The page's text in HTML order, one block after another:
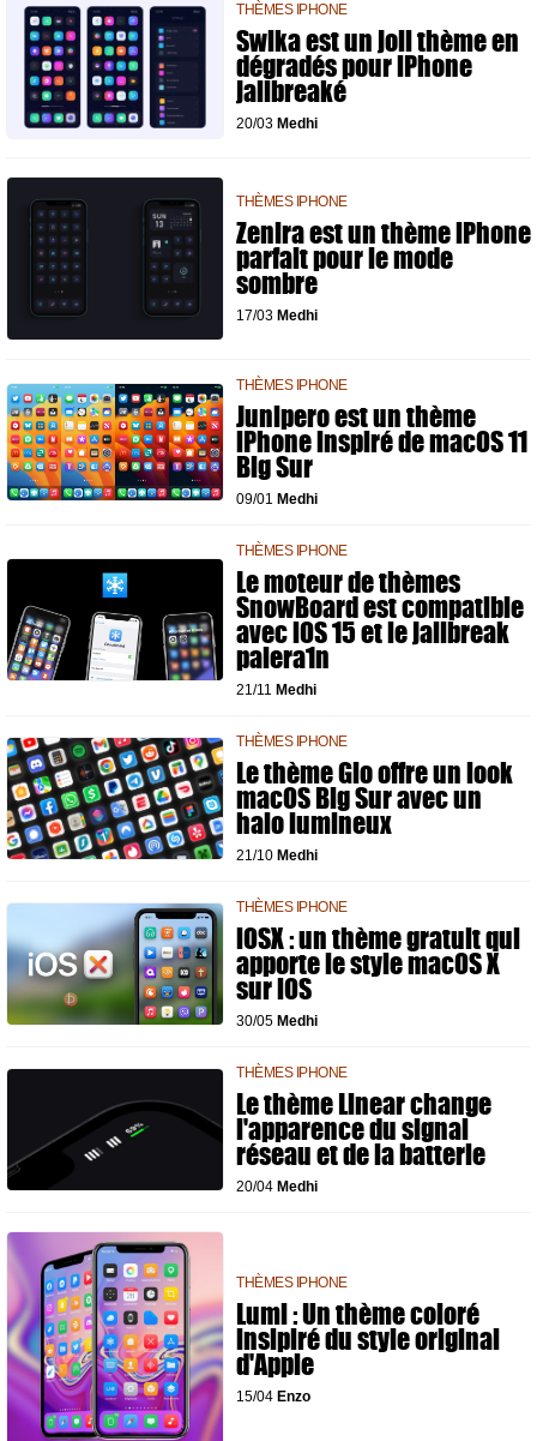
THÈMES IPHONE
Swika est un joli thème en
dégradés pour iPhone
jailbreaké
20/03 Medhi
THÈMES IPHONE
Zenira est un thème iPhone
parfait pour le mode
sombre
17/03 Medhi
THÈMES IPHONE
Junipero est un thème
iPhone inspiré de macOS 11
Big Sur
09/01 Medhi
THÈMES IPHONE
Le moteur de thèmes
SnowBoard est compatible
avec iOS 15 et le jailbreak
palera1n
21/11 Medhi
THÈMES IPHONE
Le thème Glo offre un look
macOS Big Sur avec un
halo lumineux
21/10 Medhi
THÈMES IPHONE
iOSX : un thème gratuit qui
apporte le style macOS X
sur iOS
30/05 Medhi
THÈMES IPHONE
Le thème Linear change
l'apparence du signal
réseau et de la batterie
20/04 Medhi
THÈMES IPHONE
Lumi : Un thème coloré
insipiré du style original
d'Apple
15/04 Enzo